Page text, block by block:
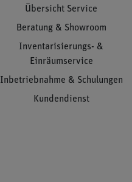
Übersicht Service
Beratung & Showroom
Inventarisierungs- &
Einräumservice
Inbetriebnahme & Schulungen
Kundendienst